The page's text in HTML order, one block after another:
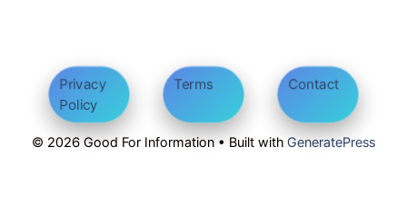
© 2026 Good For Information • Built with GeneratePress
Privacy
Policy
Terms Contact